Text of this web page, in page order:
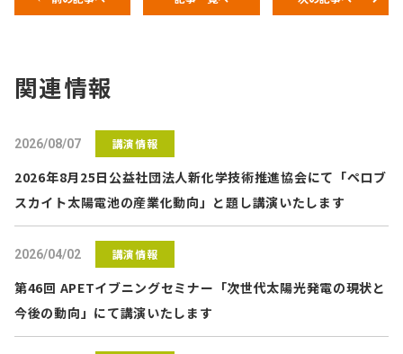
関連情報
2026/08/07 講演情報
2026年8月25日公益社団法人新化学技術推進協会にて「ペロブ
スカイト太陽電池の産業化動向」と題し講演いたします
2026/04/02 講演情報
第46回 APETイブニングセミナー「次世代太陽光発電の現状と
今後の動向」にて講演いたします